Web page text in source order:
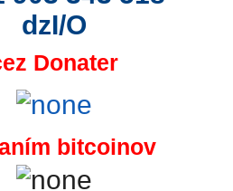
dzI/O
Donater
bitcoinov